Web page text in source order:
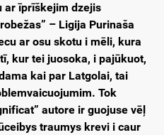
ar īprīškejim dzejis
– Ligija Purinaša
ar osu skotu i mēli, kura
kur tei juosoka, i pajūkuot,
kai par Latgolai, tai
Tok
autore ir guojuse vēļ
traumys krevi i caur